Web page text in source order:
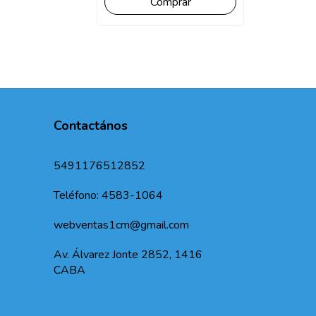
Contactános
5491176512852
Teléfono: 4583-1064
webventas1cm@gmail.com
Av. Álvarez Jonte 2852, 1416
CABA